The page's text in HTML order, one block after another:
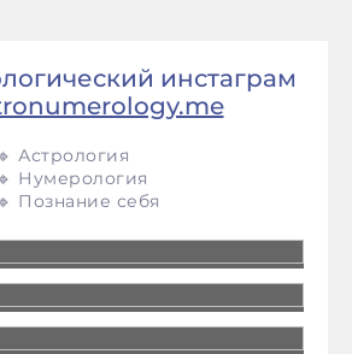
инстаграм
Астрология
Нумерология
Познание себя